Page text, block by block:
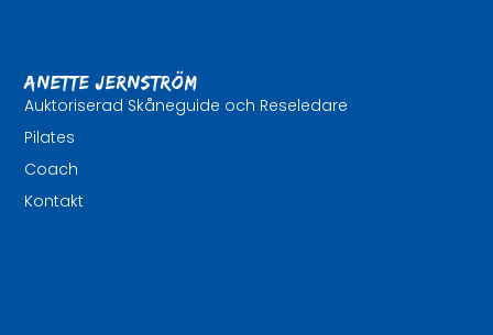
Anette Jernström
Auktoriserad Skåneguide och Reseledare
Pilates
Coach
Kontakt